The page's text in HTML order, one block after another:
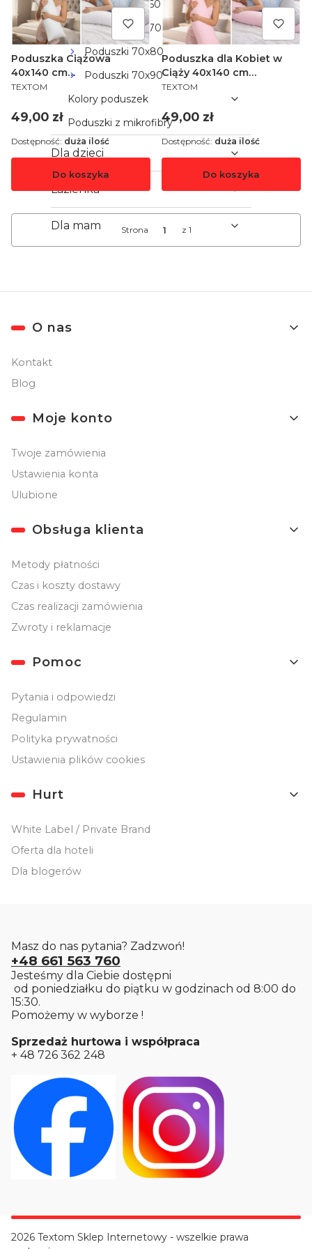
Poduszki 50x60
Poduszki 50x70
Poduszki 70x80
Poduszki 70x90
Kolory poduszek
Poduszki z mikrofibry
Dla dzieci
Łazienka
Dla mam
Poduszka Ciążowa
40x140 cm
Atynabkteryjna do Spania
Karmienia Przytulania
PRODUCENT
TEXTOM
Cena
49,00 zł
Do koszyka
Dostępność: duża ilość
Poduszka dla Kobiet w
Ciąży 40x140 cm
Atynabkteryjna Ciążowa
do Spania Karmienia
Przytulania
PRODUCENT
TEXTOM
Cena
49,00 zł
Do koszyka
Dostępność: duża ilość
Strona z 1
Linki w stopce
O nas
Kontakt
Blog
Moje konto
Twoje zamówienia
Ustawienia konta
Ulubione
Obsługa klienta
Metody płatności
Czas i koszty dostawy
Czas realizacji zamówienia
Zwroty i reklamacje
Pomoc
Pytania i odpowiedzi
Regulamin
Polityka prywatności
Ustawienia plików cookies
Hurt
White Label / Private Brand
Oferta dla hoteli
Dla blogerów
Masz do nas pytania? Zadzwoń!
+48 661 563 760
Jesteśmy dla Ciebie dostępni
od poniedziałku do piątku w godzinach od 8:00 do
15:30.
Pomożemy w wyborze !
Sprzedaż hurtowa i współpraca
+ 48 726 362 248
2026 Textom Sklep Internetowy - wszelkie prawa